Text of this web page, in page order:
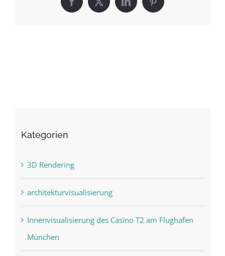
Facebook
X LinkedInPinterest
Kategorien
3D Rendering
architekturvisualisierung
Innenvisualisierung des Casino T2 am Flughafen
München